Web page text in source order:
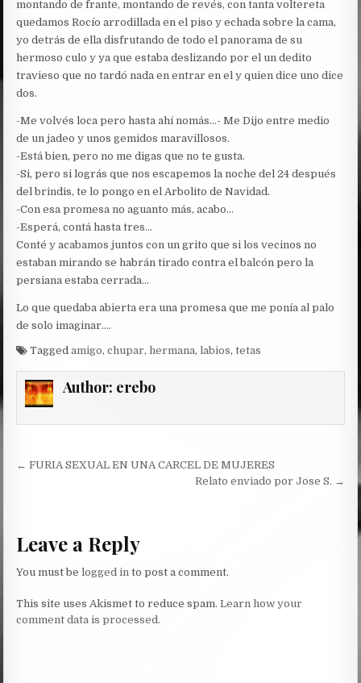
montando de frante, montando de revés, con tanta voltereta
quedamos Rocío arrodillada en el piso y echada sobre la cama,
yo detrás de ella disfrutando de todo el panorama de su
hermoso culo y ya que estaba deslizando por el un dedito
travieso que no tardó nada en entrar en el y quien dice uno dice
dos.
-Me volvés loca pero hasta ahí nomás…- Me Dijo entre medio
de un jadeo y unos gemidos maravillosos.
-Está bien, pero no me digas que no te gusta.
-Si, pero si lográs que nos escapemos la noche del 24 después
del brindis, te lo pongo en el Arbolito de Navidad.
-Con esa promesa no aguanto más, acabo…
-Esperá, contá hasta tres…
Conté y acabamos juntos con un grito que si los vecinos no
estaban mirando se habrán tirado contra el balcón pero la
persiana estaba cerrada…
Lo que quedaba abierta era una promesa que me ponía al palo
de solo imaginar….
Taggedamigo,chupar,hermana,labios,tetas
Author: erebo
Post
← FURIA SEXUAL EN UNA CARCEL DE MUJERES
Relato enviado por Jose S. →
Leave a Reply
You must belogged in to post a comment.
This site uses Akismet to reduce spam.Learn how your
comment data is processed.